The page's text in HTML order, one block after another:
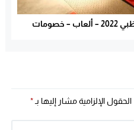
الحقول الإلزامية مشار إليها بـ *